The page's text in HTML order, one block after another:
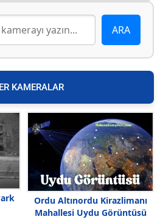
KAMERALAR
Ordu Altınordu Kirazlimanı
Mahallesi Uydu Görüntüsü